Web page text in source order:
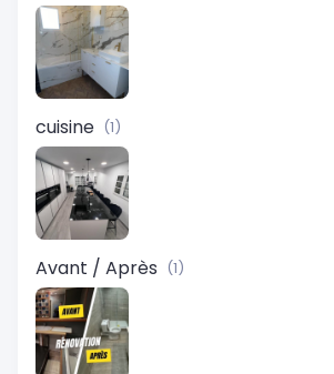
cuisine (1)
Avant / Après (1)